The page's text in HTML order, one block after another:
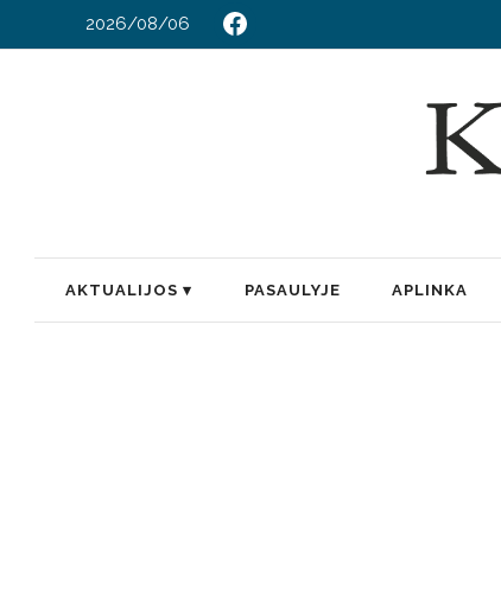
2026/08/06
AKTUALIJOS PASAULYJE APLINKA